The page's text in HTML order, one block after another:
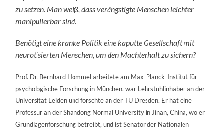
zu setzen. Man weiß, dass verängstigte Menschen leichter
manipulierbar sind.
Benötigt eine kranke Politik eine kaputte Gesellschaft mit
neurotisierten Menschen, um den Machterhalt zu sichern?
Prof. Dr. Bernhard Hommel arbeitete am Max-Planck-Institut für
psychologische Forschung in München, war Lehrstuhlinhaber an der
Universität Leiden und forschte an der TU Dresden. Er hat eine
Professur an der Shandong Normal University in Jinan, China, wo er
Grundlagenforschung betreibt, und ist Senator der Nationalen